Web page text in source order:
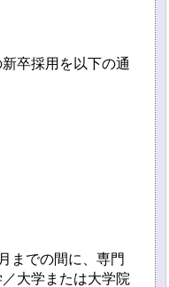
卒採用を以下の通
までの間に、専門
大学または大学院